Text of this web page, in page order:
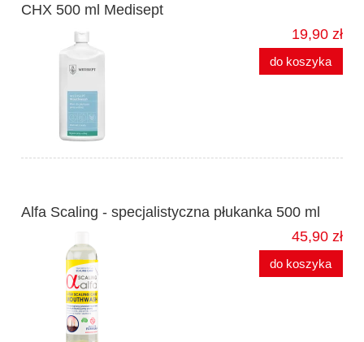
CHX 500 ml Medisept
19,90 zł
do koszyka
Alfa Scaling - specjalistyczna płukanka 500 ml
45,90 zł
do koszyka